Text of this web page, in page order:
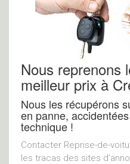
Nous reprenons
meilleur prix à
Nous les récupérons
en panne,
technique !
Contacter Reprise-de-
les tracas des sites